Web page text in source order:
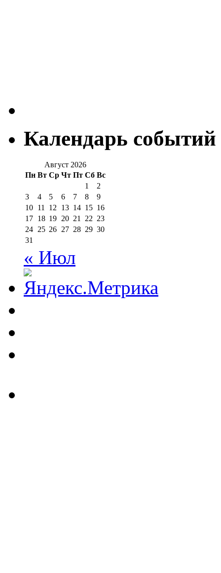
Календарь событий
Август 2026
Пн Вт Ср Чт Пт Сб Вс
1
2
3
4 5 6 7 8
9
10 11 12 13 14 15 16
17 18 19 20 21 22 23
24 25 26 27 28 29 30
31
« Июл